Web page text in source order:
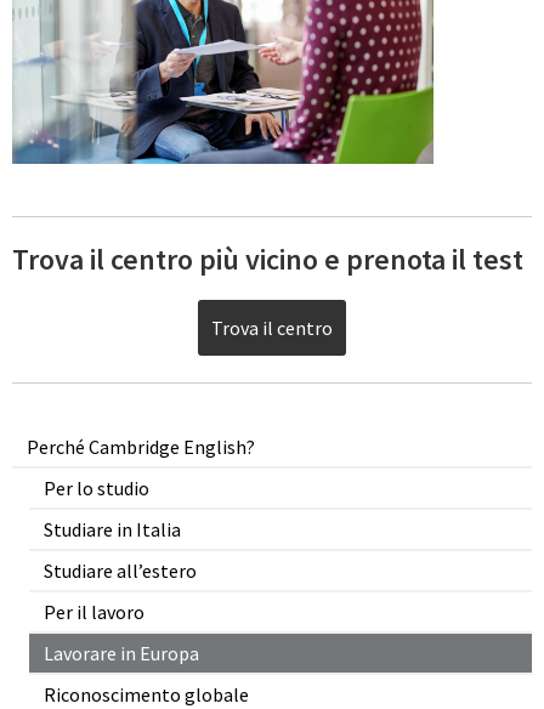
Perché Cambridge English?
Per lo studio
Studiare in Italia
Studiare all’estero
Per il lavoro
Lavorare in Europa
Riconoscimento globale
Trova il centro più vicino e prenota il test
Trova il centro